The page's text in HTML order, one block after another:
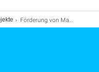
Förderung von Maßnahmen zur Gewinnung und Entwicklung von professoralem Personal an Fachhochschulen